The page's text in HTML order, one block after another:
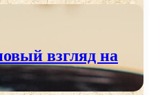
взгляд на